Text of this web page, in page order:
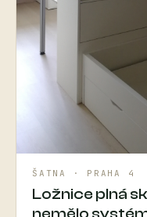
ŠATNA · PRAHA 4
Ložnice plná
nemělo